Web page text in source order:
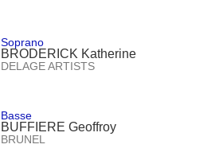
Soprano
BRODERICK Katherine
DELAGE ARTISTS
Basse
BUFFIERE Geoffroy
BRUNEL